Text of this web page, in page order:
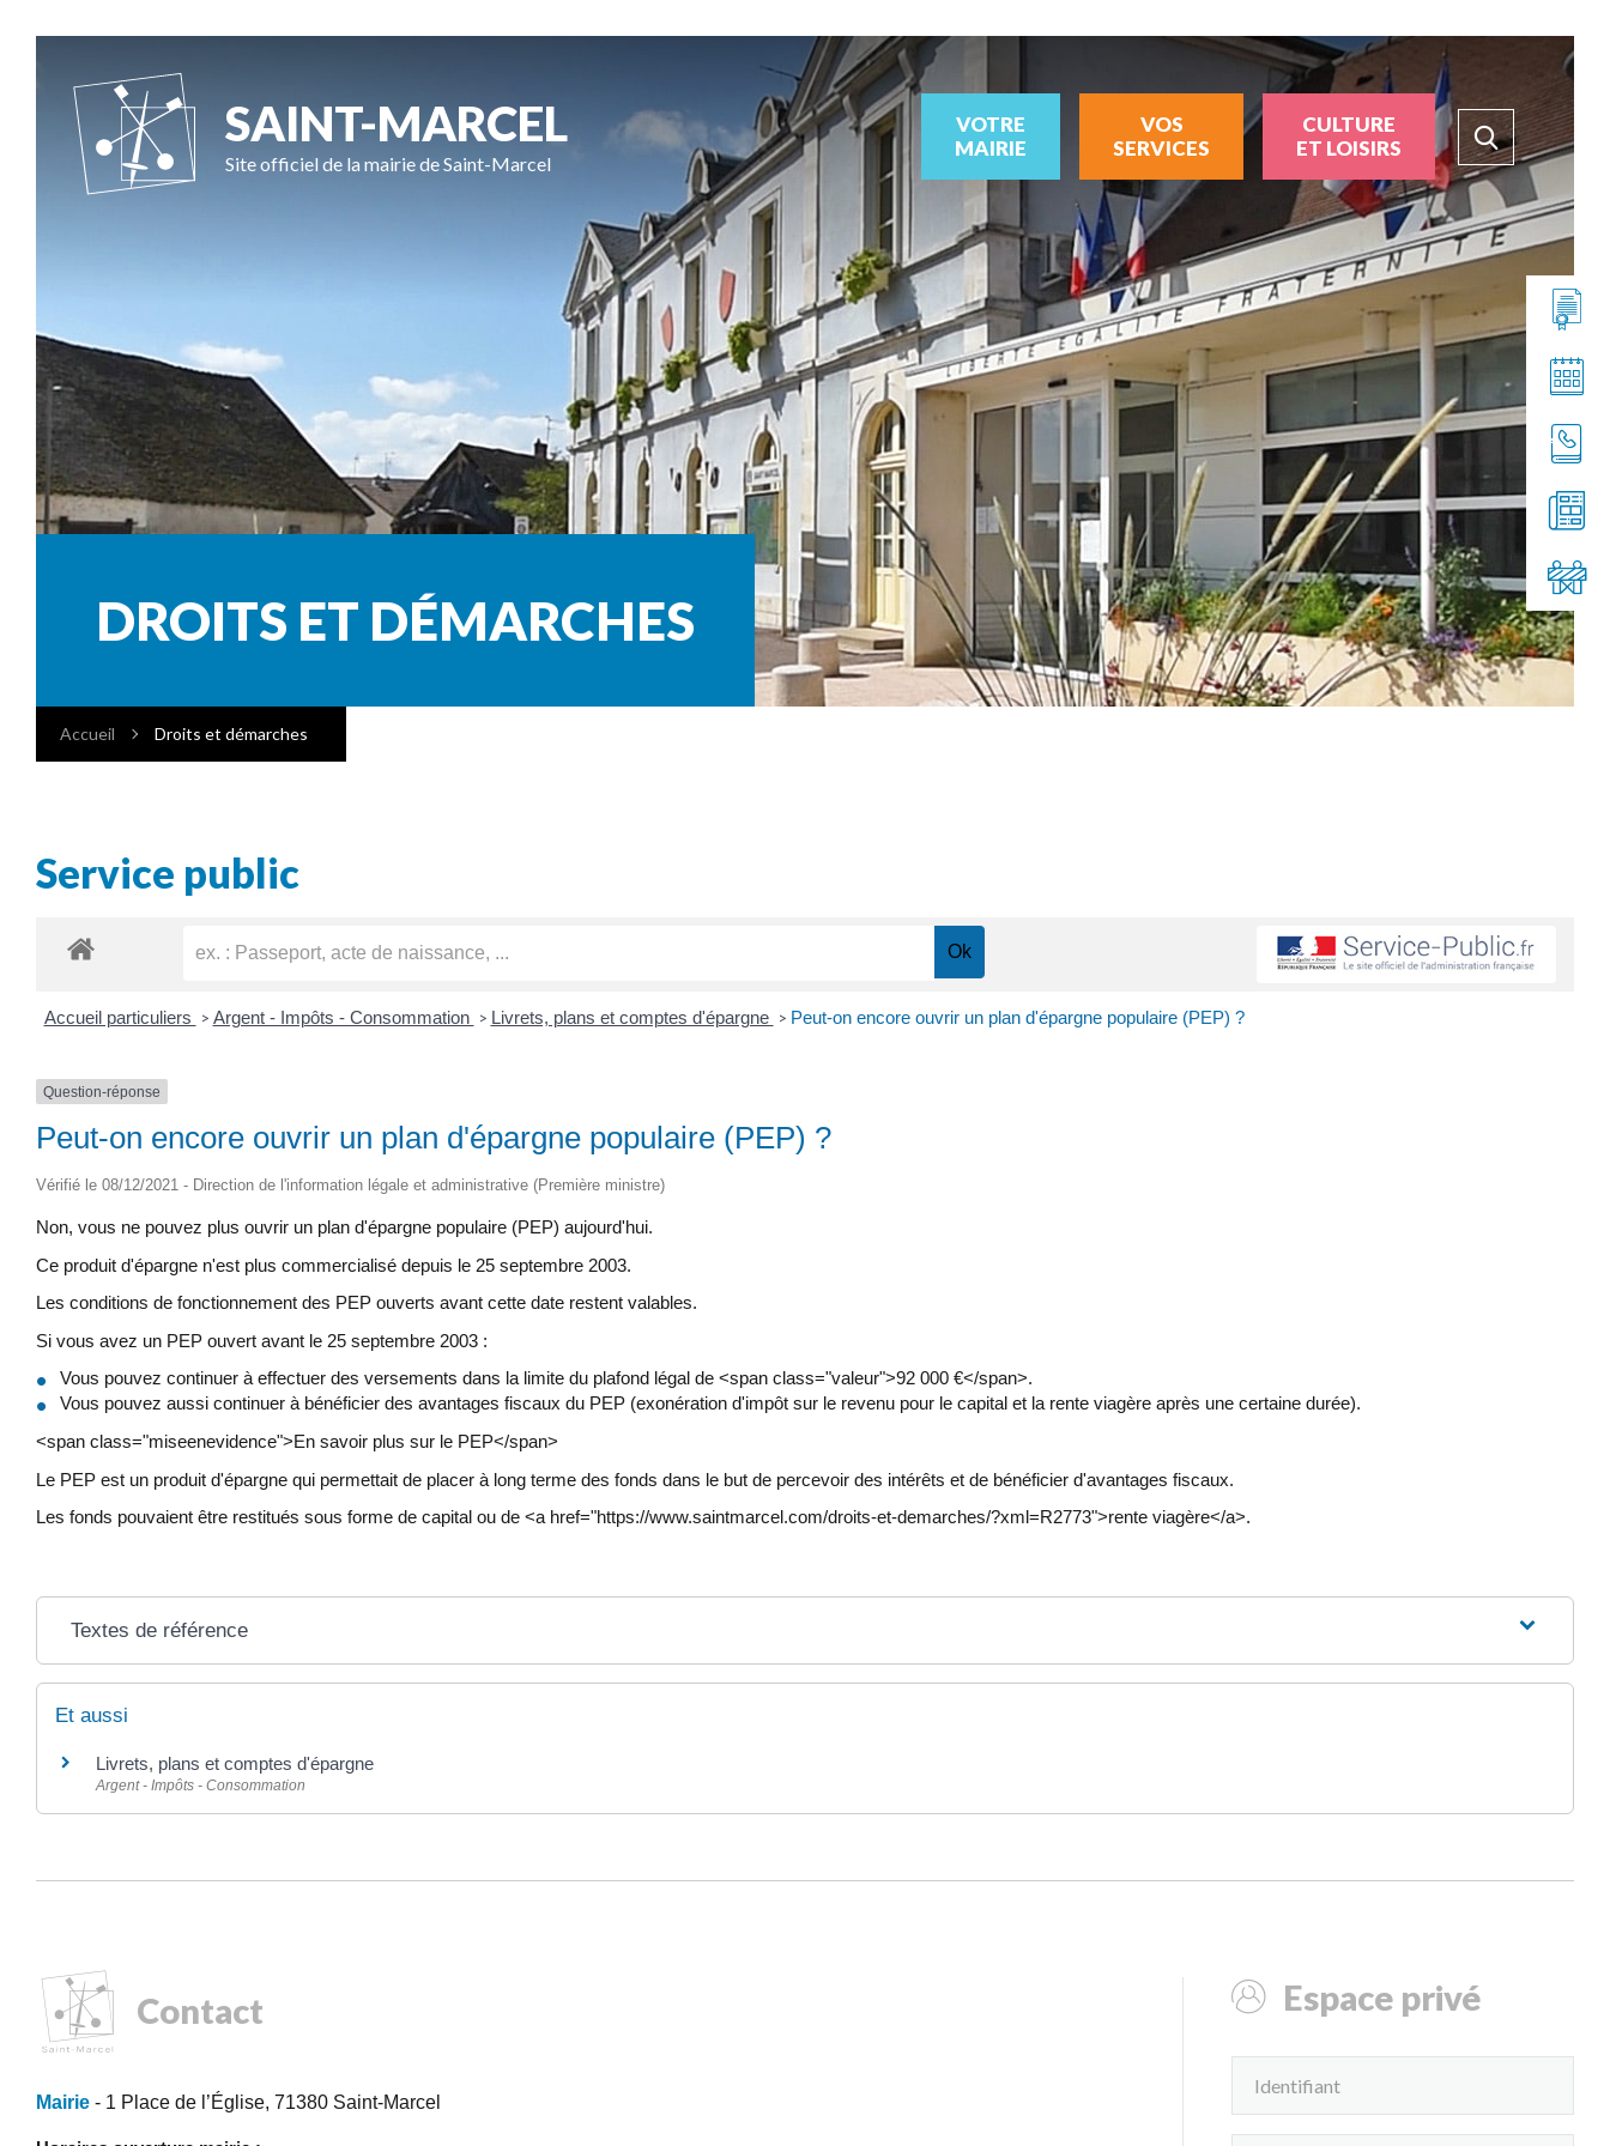
SAINT-MARCEL
Site officiel de la mairie de Saint-Marcel
VOTRE
MAIRIE
VOS
SERVICES
CULTURE
ET LOISIRS
DROITS ET DÉMARCHES
Accueil Droits et démarches
Service public
Accueil particuliers > Argent - Impôts - Consommation > Livrets, plans et comptes d'épargne > Peut-on encore ouvrir un plan d'épargne populaire (PEP) ?
Question-réponse
Peut-on encore ouvrir un plan d'épargne populaire (PEP) ?
Vérifié le 08/12/2021 - Direction de l'information légale et administrative (Première ministre)
Non, vous ne pouvez plus ouvrir un plan d'épargne populaire (PEP) aujourd'hui.
Ce produit d'épargne n'est plus commercialisé depuis le 25 septembre 2003.
Les conditions de fonctionnement des PEP ouverts avant cette date restent valables.
Si vous avez un PEP ouvert avant le 25 septembre 2003 :
Vous pouvez continuer à effectuer des versements dans la limite du plafond légal de <span class="valeur">92 000 €</span>.
Vous pouvez aussi continuer à bénéficier des avantages fiscaux du PEP (exonération d'impôt sur le revenu pour le capital et la rente viagère après une certaine durée).
<span class="miseenevidence">En savoir plus sur le PEP</span>
Le PEP est un produit d'épargne qui permettait de placer à long terme des fonds dans le but de percevoir des intérêts et de bénéficier d'avantages fiscaux.
Les fonds pouvaient être restitués sous forme de capital ou de <a href="https://www.saintmarcel.com/droits-et-demarches/?xml=R2773">rente viagère</a>.
Textes de référence
Et aussi
Livrets, plans et comptes d'épargne
Argent - Impôts - Consommation
Contact
Mairie - 1 Place de l’Église, 71380 Saint-Marcel
Espace privé